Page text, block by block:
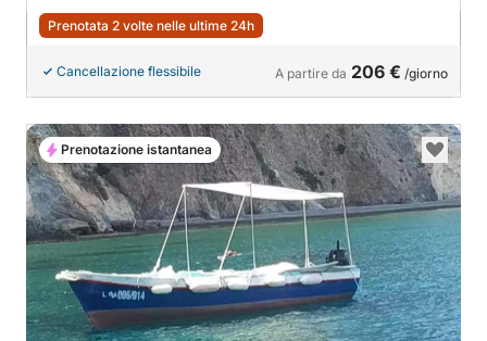
Prenotata 2 volte nelle ultime 24h
Cancellazione flessibile A partire da 206 € /giorno
Prenotazione istantanea